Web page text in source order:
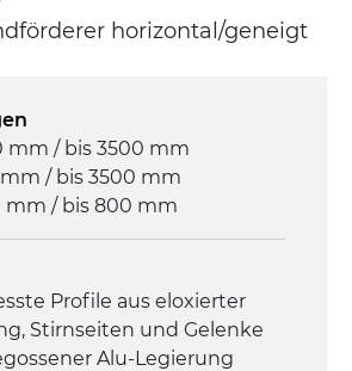
Seite),
mit Kupplung, 3-
Motor-
horizontal/geneigt
mm / bis 3500 mm
/ bis 3500 mm
mm / bis 800 mm
Profile aus eloxierter
Stirnseiten und Gelenke
Alu-Legierung